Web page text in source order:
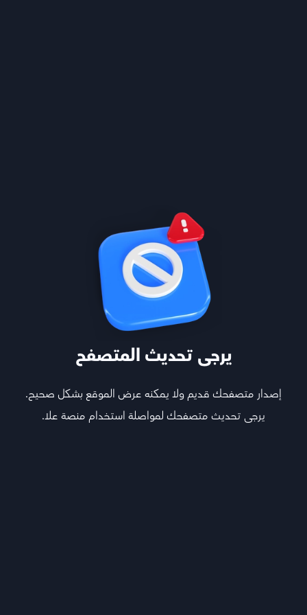
يرجى تحديث المتصفح
إصدار متصفحك قديم ولا يمكنه عرض الموقع بشكل صحيح.
يرجى تحديث متصفحك لمواصلة استخدام منصة علا.